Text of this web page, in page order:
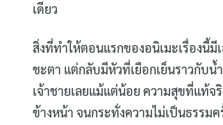
เดียว
สิ่งที่ทำให้ตอนแรกของอนิเมะเรื่องนี้
ชะตา แต่กลับมีหัวที่เยือกเย็นราวกับน้
เจ้าชายเลยแม้แต่น้อย ความสุขที่แท้จ
ข้างหน้า จนกระทั่งความไม่เป็นธรรม